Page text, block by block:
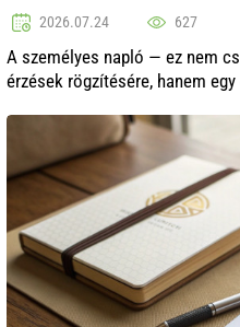
2026.07.24 627
A személyes napló — ez nem
érzések rögzítésére, hanem
lássák érzéseike..